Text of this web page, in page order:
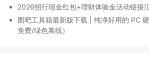
2026招行现金红包+理财体验金活动链接
图吧工具箱最新版下载 | 纯净好用的 PC
免费/绿色离线）